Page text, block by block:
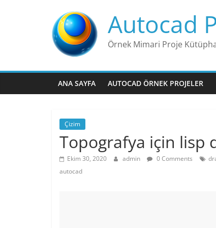
Autocad
Örnek Mimari Proje
ANA SAYFA AUTOCAD ÖRNEK PROJELER
Çizim
Topografya için lisp
Ekim 30, 2020 admin 0 Comments
autocad